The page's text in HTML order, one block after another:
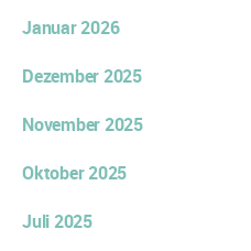
Januar 2026
Dezember 2025
November 2025
Oktober 2025
Juli 2025